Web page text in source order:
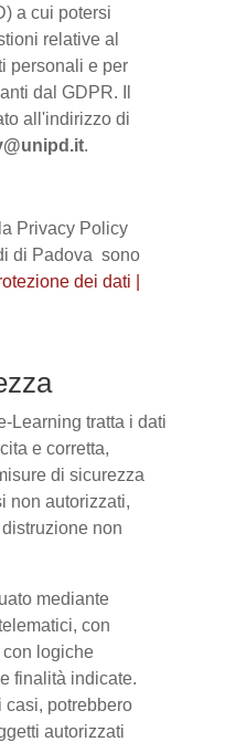
a cui potersi
relative al
personali e per
dal GDPR. Il
all'indirizzo di
.
Privacy Policy
di Padova sono
dei dati |
Learning tratta i dati
e corretta,
di sicurezza
non autorizzati,
non
mediante
con
logiche
finalità indicate.
casi, potrebbero
autorizzati